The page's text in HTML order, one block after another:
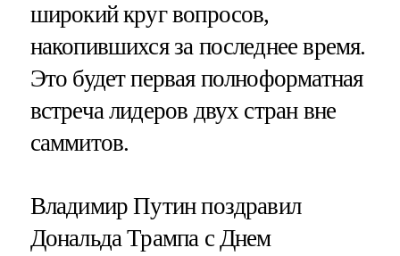
широкий круг вопросов,
накопившихся за последнее время.
Это будет первая полноформатная
встреча лидеров двух стран вне
саммитов.
Владимир Путин поздравил
Дональда Трампа с Днем